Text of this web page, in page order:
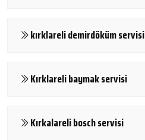
kırklareli demirdöküm servisi
Kırklareli baymak servisi
Kırkalareli bosch servisi